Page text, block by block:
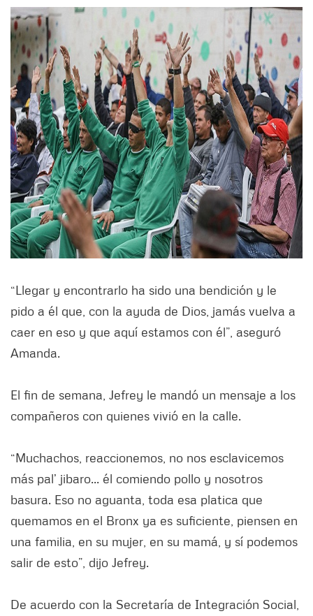
“Llegar y encontrarlo ha sido una bendición y le
pido a él que, con la ayuda de Dios, jamás vuelva a
caer en eso y que aquí estamos con él”, aseguró
Amanda.
El fin de semana, Jefrey le mandó un mensaje a los
compañeros con quienes vivió en la calle.
“Muchachos, reaccionemos, no nos esclavicemos
más pal’ jibaro... él comiendo pollo y nosotros
basura. Eso no aguanta, toda esa platica que
quemamos en el Bronx ya es suficiente, piensen en
una familia, en su mujer, en su mamá, y sí podemos
salir de esto”, dijo Jefrey.
De acuerdo con la Secretaría de Integración Social,